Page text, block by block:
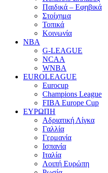
Παιδικά – Εφηβικά
Στοίχημα
Τοπικά
Κοινωνία
NBA
G-LEAGUE
NCAA
WNBA
ΕUROLEAGUE
Eurocup
Champions League
FIBA Europe Cup
ΕΥΡΩΠΗ
Αδριατική Λίγκα
Γαλλία
Γερμανία
Ισπανία
Ιταλία
Λοιπή Ευρώπη